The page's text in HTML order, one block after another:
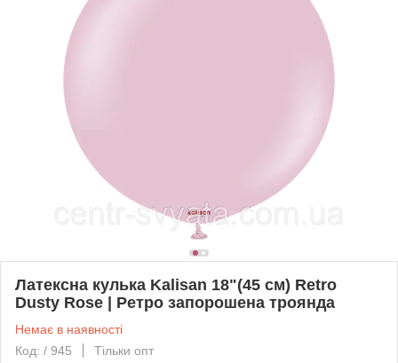
Латексна кулька Kalisan 18"(45 см) Retro
Dusty Rose | Ретро запорошена троянда
Немає в наявності
Код: / 945
Тільки опт